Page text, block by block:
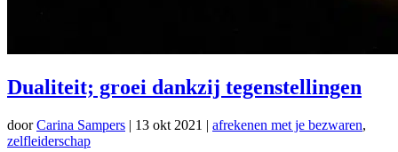
Dualiteit; groei dankzij tegenstellingen
doorCarina Sampers | 13 okt 2021 | afrekenen met je bezwaren,
zelfleiderschap